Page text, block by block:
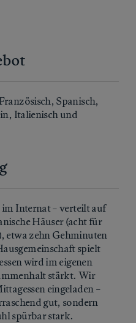
Spanisch,
Italienisch und
im Internat – verteilt auf
Häuser (acht für
etwa zehn Gehminuten
spielt
wird im eigenen
stärkt. Wir
eingeladen –
gut, sondern
spürbar stark.